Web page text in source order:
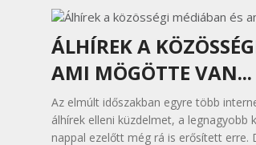
ÁLHÍREK A
AMI MÖGÖTTE VAN...
Az elmúlt időszakban egyre több
álhírek elleni küzdelmet, a legnagyobb
nappal ezelőtt még rá is erősített erre.